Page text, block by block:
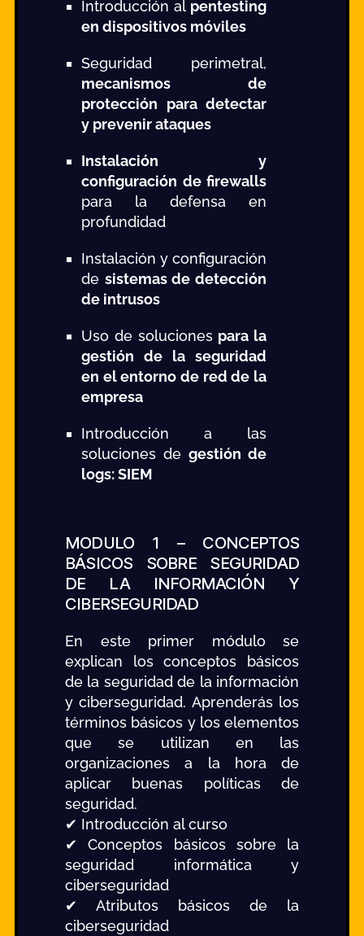
Introducción al pentesting
en dispositivos móviles
Seguridad perimetral,
mecanismos de
protección para detectar
y prevenir ataques
Instalación y
configuración de firewalls
para la defensa en
profundidad
Instalación y configuración
de sistemas de detección
de intrusos
Uso de soluciones para la
gestión de la seguridad
en el entorno de red de la
empresa
Introducción a las
soluciones de gestión de
logs: SIEM
MODULO 1 – CONCEPTOS
BÁSICOS SOBRE SEGURIDAD
DE LA INFORMACIÓN Y
CIBERSEGURIDAD
En este primer módulo se
explican los conceptos básicos
de la seguridad de la información
y ciberseguridad. Aprenderás los
términos básicos y los elementos
que se utilizan en las
organizaciones a la hora de
aplicar buenas políticas de
seguridad.
✔ Introducción al curso
✔ Conceptos básicos sobre la
seguridad informática y
ciberseguridad
✔ Atributos básicos de la
ciberseguridad